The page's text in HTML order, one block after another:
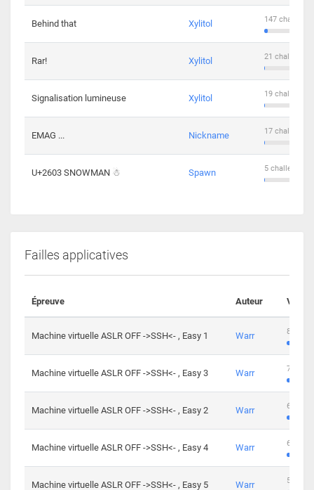
Behind that Xylitol 147
Rar! Xylitol 21
Signalisation lumineuse Xylitol 19
EMAG ... Nickname 17
U+2603 SNOWMAN ☃ Spawn 5 challengers
Failles applicatives
Épreuve Auteur
Machine virtuelle ASLR OFF ->SSH<- , Easy 1 Warr 801
Machine virtuelle ASLR OFF ->SSH<- , Easy 3 Warr 746
Machine virtuelle ASLR OFF ->SSH<- , Easy 2 Warr 681
Machine virtuelle ASLR OFF ->SSH<- , Easy 4 Warr 645
Machine virtuelle ASLR OFF ->SSH<- , Easy 5 Warr 561